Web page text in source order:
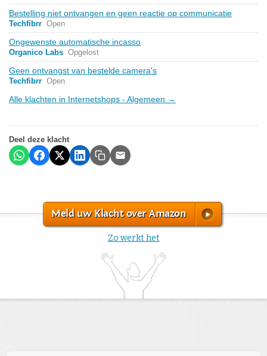
Bestelling niet ontvangen en geen reactie op communicatie
Techfibrr Open
Ongewenste automatische incasso
Organico Labs Opgelost
Geen ontvangst van bestelde camera's
Techfibrr Open
Alle klachten in Internetshops - Algemeen →
Deel deze klacht
Meld uw Klacht over Amazon
Zo werkt het